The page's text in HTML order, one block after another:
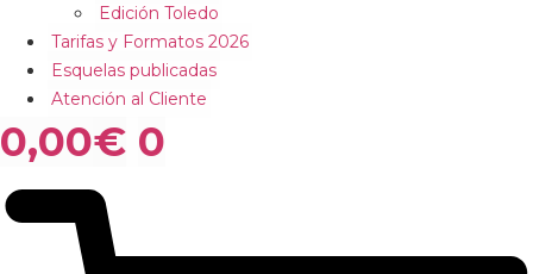
Edición Toledo
Tarifas y Formatos 2026
Esquelas publicadas
Atención al Cliente
0,00€ 0